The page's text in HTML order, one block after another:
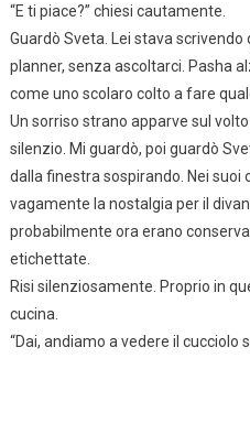
“E ti piace?” chiesi cautamente.
Guardò Sveta. Lei stava
planner, senza ascoltarci. Pasha
come uno scolaro colto a fare
Un sorriso strano apparve sul
silenzio. Mi guardò, poi guardò
dalla finestra sospirando. Nei suoi
vagamente la nostalgia per il
probabilmente ora erano
etichettate.
Risi silenziosamente. Proprio in
cucina.
“Dai, andiamo a vedere il cucciolo